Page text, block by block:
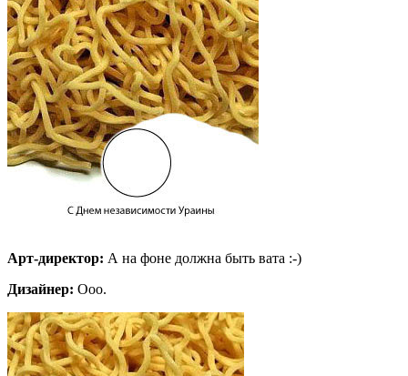
Арт-директор: А на фоне должна быть вата :-)
Дизайнер: Ооо.